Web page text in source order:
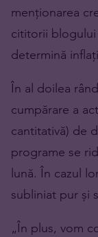
menționarea
cititorii blogului
determină
În al doilea
cumpărare a
cantitativă) de
programe se
lună. În cazul
subliniat pur și
„În plus, vom